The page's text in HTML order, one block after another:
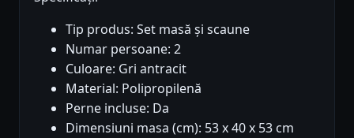
Tip produs: Set masă și scaune
Numar persoane: 2
Culoare: Gri antracit
Material: Polipropilenă
Perne incluse: Da
Dimensiuni masa (cm): 53 x 40 x 53 cm